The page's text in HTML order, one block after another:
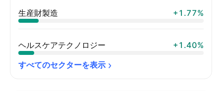
生産財製造 +1.77%
ヘルスケアテクノロジー
+1.40%
すべてのセクターを表示